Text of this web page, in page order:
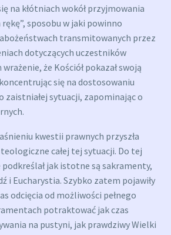
na kłótniach wokół przyjmowania
sposobu w jaki powinno
transmitowanych przez
dotyczących uczestników
że Kościół pokazał swoją
się na dostosowaniu
zaistniałej sytuacji, zapominając o
kwestii prawnych przyszła
całej tej sytuacji. Do tej
podkreślał jak istotne są sakramenty,
i Eucharystia. Szybko zatem pojawiły
odcięcia od możliwości pełnego
potraktować jak czas
na pustyni, jak prawdziwy Wielki